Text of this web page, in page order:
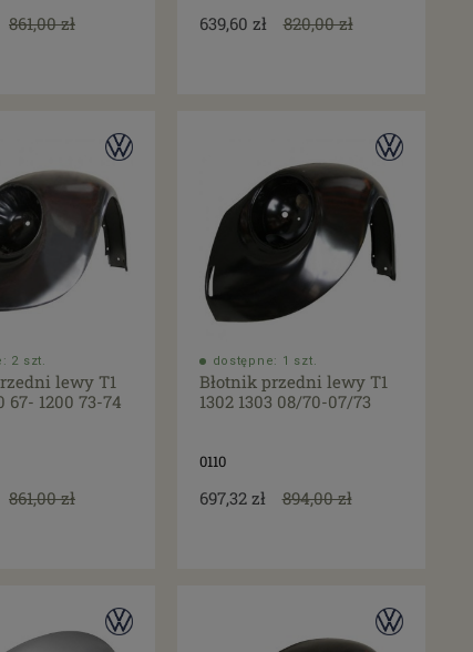
861,00 zł 639,60 zł 820,00 zł
2 szt.
lewy T1
67- 1200 73-74
861,00 zł
dostępne: 1 szt.
Błotnik przedni lewy T1
1302 1303 08/70-07/73
0110
697,32 zł 894,00 zł